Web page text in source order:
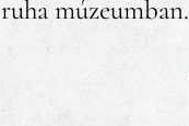
ruha múzeumban.